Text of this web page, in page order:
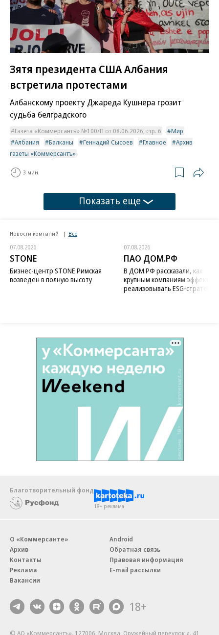
Зятя президента США Албания
встретила протестами
Албанскому проекту Джареда Кушнера грозит
судьба белградского
Газета «Коммерсантъ» №100/П от 08.06.2026, стр. 6
Мир
Албания
Балканы Геннадий Сысоев Главное
Архив
газеты «Коммерсантъ»
3 мин.
Показать еще
Новости компаний Все
07.08.2026
STONE
Бизнес-центр STONE Римская
возведен в полную высоту
07.08.2026
ПАО ДОМ.РФ
В ДОМ.РФ рассказали, как
крупным компаниям
реализовывать ESG-стратегию
Благотворительный фонд
18+ реклама
О «Коммерсанте»
Архив
Контакты
Реклама
Вакансии
Android
Обратная связь
Правовая информация
E-mail рассылки
18+
© АО «Коммерсантъ». 127006, Москва, Оружейный переулок д. 41,